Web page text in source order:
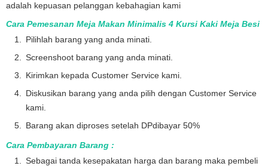
adalah kepuasan pelanggan kebahagian kami
Cara Pemesanan Meja Makan Minimalis 4 Kursi Kaki Meja Besi
Pilihlah barang yang anda minati.
Screenshoot barang yang anda minati.
Kirimkan kepada Customer Service kami.
Diskusikan barang yang anda pilih dengan Customer Service
kami.
Barang akan diproses setelah DPdibayar 50%
Cara Pembayaran Barang :
Sebagai tanda kesepakatan harga dan barang maka pembeli